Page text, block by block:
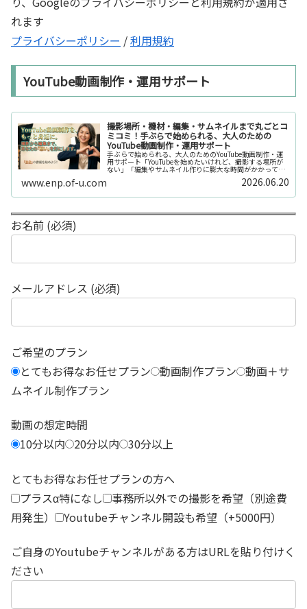
れます
プライバシーポリシー /利用規約
YouTube動画制作・運用サポート
撮影場所・機材・編集・サムネイルまで丸ごとコ
ミコミ！手ぶらで始められる、大人のための
YouTube動画制作・運用サポート
手ぶらで始められる、大人のためのYouTube動画制作・運
用サポート「YouTubeを始めたいけれど、撮影する場所が
ない」「編集やサムネイル作りに膨大な時間がかかって長
続きしない」「機材を揃えるだけで何万円もかかってしま
www.enp.of-u.com 2026.06.20
お名前 (必須)
メールアドレス (必須)
ご希望のプラン
とてもお得なお任せプラン 動画制作プラン 動画＋サ
ムネイル制作プラン
動画の想定時間
10分以内
20分以内 30分以上
とてもお得なお任せプランの方へ
プラスα特になし
事務所以外での撮影を希望（別途費
用発生）
Youtubeチャンネル開設も希望（+5000円）
ご自身のYoutubeチャンネルがある方はURLを貼り付けく
ださい